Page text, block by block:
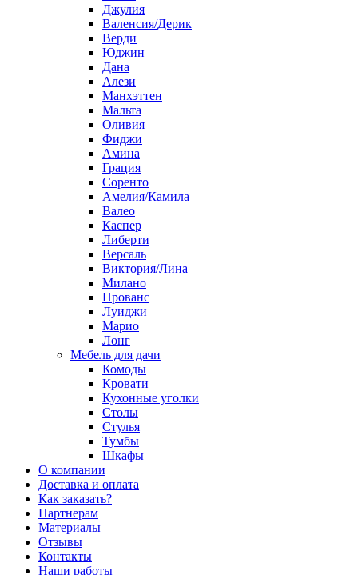
Джулия
Валенсия/Дерик
Верди
Юджин
Дана
Алези
Манхэттен
Мальта
Оливия
Фиджи
Амина
Грация
Соренто
Амелия/Камила
Валео
Каспер
Либерти
Версаль
Виктория/Лина
Милано
Прованс
Луиджи
Марио
Лонг
Мебель для дачи
Комоды
Кровати
Кухонные уголки
Столы
Стулья
Тумбы
Шкафы
О компании
Доставка и оплата
Как заказать?
Партнерам
Материалы
Отзывы
Контакты
Наши работы